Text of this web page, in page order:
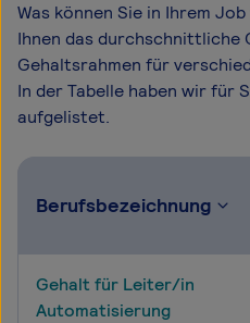
Was können Sie in Ihrem
Ihnen das durchschnittliche
Gehaltsrahmen für
In der Tabelle haben wir für
aufgelistet.
Berufsbezeichnung
Gehalt für Leiter/in
Automatisierung